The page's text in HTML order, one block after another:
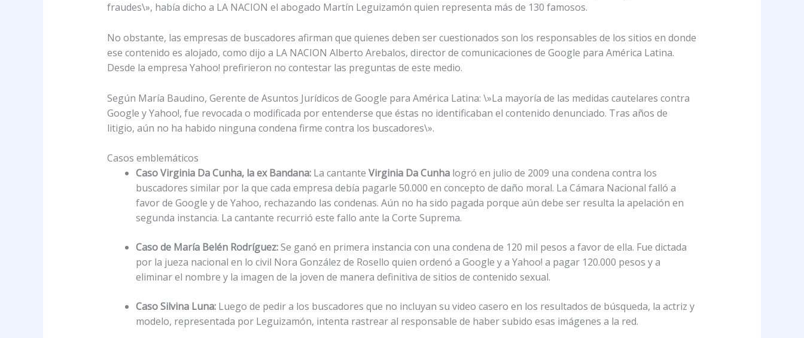
fraudes\», había dicho a LA NACION el abogado Martín Leguizamón quien representa más de 130 famosos.
No obstante, las empresas de buscadores afirman que quienes deben ser cuestionados son los responsables de los sitios en donde
ese contenido es alojado, como dijo a LA NACION Alberto Arebalos, director de comunicaciones de Google para América Latina.
Desde la empresa Yahoo! prefirieron no contestar las preguntas de este medio.
Según María Baudino, Gerente de Asuntos Jurídicos de Google para América Latina: \»La mayoría de las medidas cautelares contra
Google y Yahoo!, fue revocada o modificada por entenderse que éstas no identificaban el contenido denunciado. Tras años de
litigio, aún no ha habido ninguna condena firme contra los buscadores\».
Casos emblemáticos
Caso Virginia Da Cunha, la ex Bandana: La cantante Virginia Da Cunha logró en julio de 2009 una condena contra los
buscadores similar por la que cada empresa debía pagarle 50.000 en concepto de daño moral. La Cámara Nacional falló a
favor de Google y de Yahoo, rechazando las condenas. Aún no ha sido pagada porque aún debe ser resulta la apelación en
segunda instancia. La cantante recurrió este fallo ante la Corte Suprema.
Caso de María Belén Rodríguez:Se ganó en primera instancia con una condena de 120 mil pesos a favor de ella. Fue dictada
por la jueza nacional en lo civil Nora González de Rosello quien ordenó a Google y a Yahoo! a pagar 120.000 pesos y a
eliminar el nombre y la imagen de la joven de manera definitiva de sitios de contenido sexual.
Caso Silvina Luna: Luego de pedir a los buscadores que no incluyan su video casero en los resultados de búsqueda, la actriz y
modelo, representada por Leguizamón, intenta rastrear al responsable de haber subido esas imágenes a la red.